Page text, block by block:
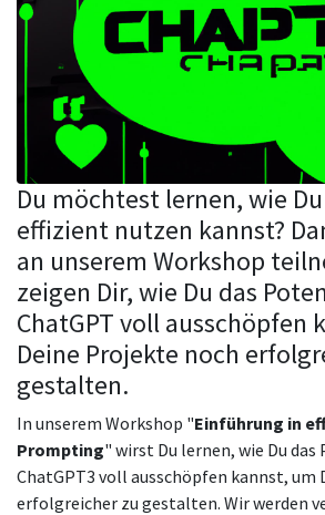
Du möchtest lernen, wie
effizient nutzen kannst?
an unserem Workshop
zeigen Dir, wie Du das
ChatGPT voll ausschöpfen
Deine Projekte noch
gestalten.
In unserem Workshop "Einführung in
Prompting" wirst Du lernen, wie Du
ChatGPT3 voll ausschöpfen kannst, um
erfolgreicher zu gestalten. Wir werden